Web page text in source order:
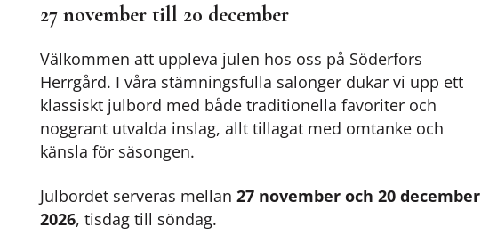
27 november till 20 december
Välkommen att uppleva julen hos oss på Söderfors
Herrgård. I våra stämningsfulla salonger dukar vi upp ett
klassiskt julbord med både traditionella favoriter och
noggrant utvalda inslag, allt tillagat med omtanke och
känsla för säsongen.
Julbordet serveras mellan27 november och 20 december
2026, tisdag till söndag.